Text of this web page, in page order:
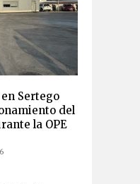
Sertego
del
la OPE